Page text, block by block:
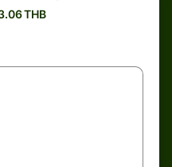
THB